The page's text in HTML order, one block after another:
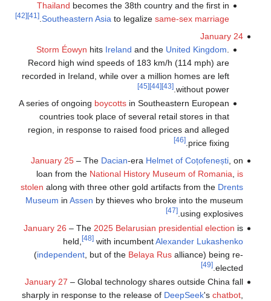
Thailand becomes the 38th country and the first in
Southeastern Asia to legalizesame-sex marriage
.
[41]
[42]
January 24
Storm Éowyn hits Ireland and the United Kingdom
Record high wind speeds of 183 km/h (114 mph) are
recorded in Ireland, while over a million homes are left
without power.
[43]
[44]
[45]
A series of ongoing boycotts in Southeastern European
countries took place of several retail stores in that
region, in response to raised food prices and alleged
price fixing.
[46]
January 25– The Dacian-era Helmet of Coțofenești, on
loan from the National History Museum of Romania, is
stolen along with three other gold artifacts from the Drents
Museum in Assen by thieves who broke into the museum
using explosives.
[47]
January 26 – The 2025 Belarusian presidential election is
held,
[48]with incumbentAlexander Lukashenko
(independent, but of the Belaya Rusalliance) being re-
elected.
[49]
January 27 – Global technology shares outside China fall
sharply in response to the release of DeepSeek's chatbot,